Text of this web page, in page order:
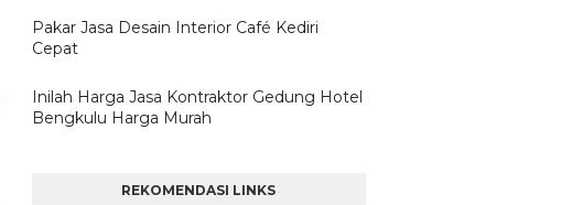
Pakar Jasa Desain Interior Café Kediri
Cepat
Inilah Harga Jasa Kontraktor Gedung Hotel
Bengkulu Harga Murah
REKOMENDASI LINKS